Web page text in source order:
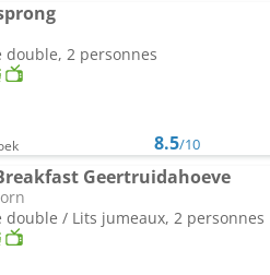
double, 2 personnes
8.5/10
Geertruidahoeve
double / Lits jumeaux, 2 personnes